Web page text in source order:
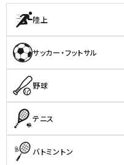
陸上
サッカー・フットサル
野球
テニス
バトミントン